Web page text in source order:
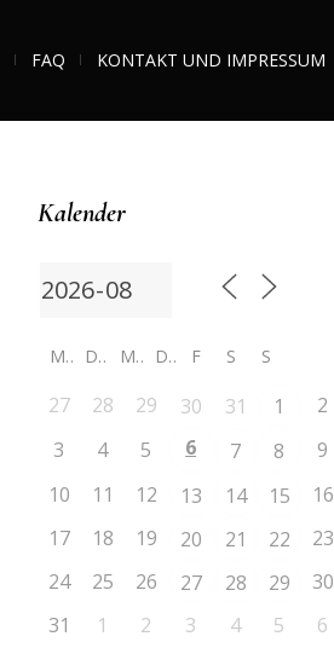
FAQ KONTAKT UND IMPRESSUM
Kalender
M D M D F S S
27 28 29 30 31 1
2
3
4 5 6 7 8
9
10
11 12 13 14 15
16
17
18 19 20 21 22
23
24
25 26 27 28 29
30
31
1 2 3 4 5 6